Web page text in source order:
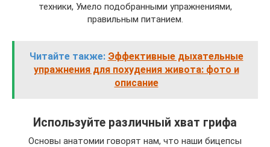
техники, Умело подобранными упражнениями,
правильным питанием.
Читайте также: Эффективные дыхательные
упражнения для похудения живота: фото и
описание
Используйте различный хват грифа
Основы анатомии говорят нам, что наши бицепсы